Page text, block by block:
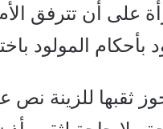
على أن تترفق
بأحكام المولود
ثقبها للزينة